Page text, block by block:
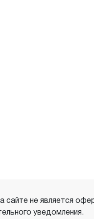
сайте не является
уведомления.